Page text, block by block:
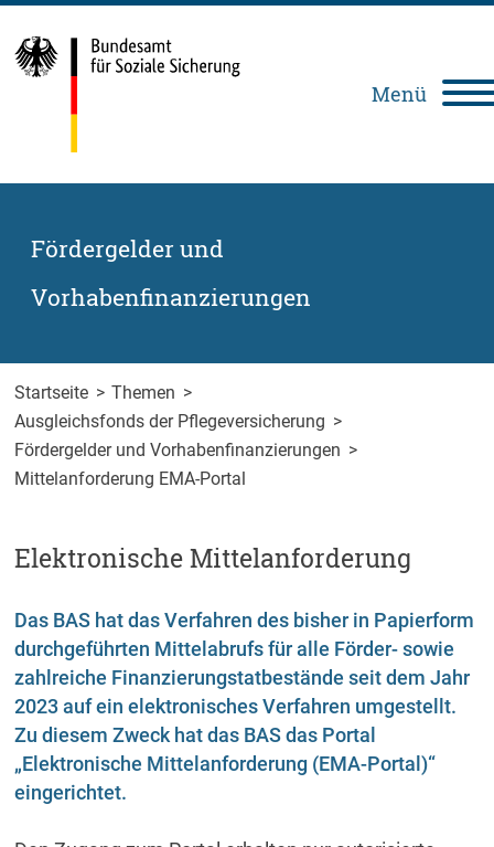
Zum Inhalt springen
Zur Suche springen
Zum Fuß der Seite springen
Menü
Gebärdensprache
Fördergelder und
Vorhabenfinanzierungen
Startseite > Themen >
Ausgleichsfonds der Pflegeversicherung >
Fördergelder und Vorhabenfinanzierungen >
Mittelanforderung EMA-Portal
Elektronische Mittelanforderung
Das BAS hat das Verfahren des bisher in Papierform
durchgeführten Mittelabrufs für alle Förder- sowie
zahlreiche Finanzierungstatbestände seit dem Jahr
2023 auf ein elektronisches Verfahren umgestellt.
Zu diesem Zweck hat das BAS das Portal
„Elektronische Mittelanforderung (EMA-Portal)“
eingerichtet.